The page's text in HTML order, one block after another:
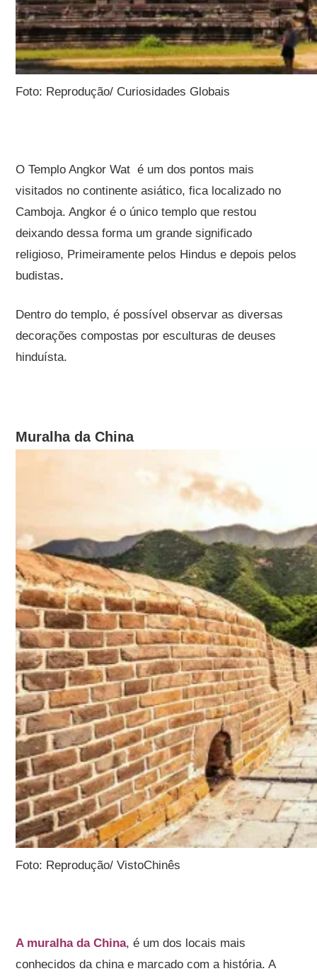
Foto: Reprodução/ Curiosidades Globais
O Templo Angkor Wat é um dos pontos mais
visitados no continente asiático, fica localizado no
Camboja. Angkor é o único templo que restou
deixando dessa forma um grande significado
religioso, Primeiramente pelos Hindus e depois pelos
budistas.
Dentro do templo, é possível observar as diversas
decorações compostas por esculturas de deuses
hinduísta.
Muralha da China
Foto: Reprodução/ VistoChinês
A muralha da China, é um dos locais mais
conhecidos da china e marcado com a história. A